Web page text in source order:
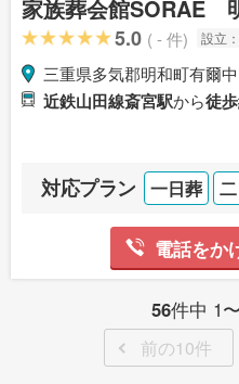
家族葬会館SORAE
5.0 ( - 件) 設立：
三重県多気郡明和町有爾
近鉄山田線斎宮駅から徒
対応プラン 一日葬
電話をか
56件中 1
前の10件